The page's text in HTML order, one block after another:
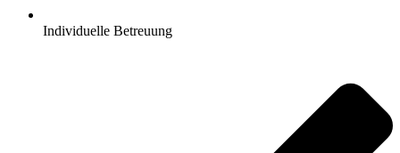
Individuelle Betreuung